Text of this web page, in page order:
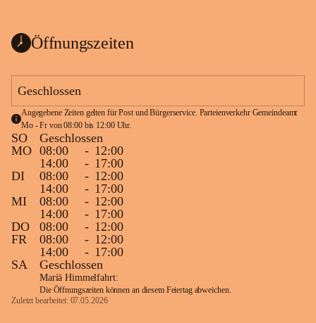
Öffnungszeiten
Geschlossen
Angegebene Zeiten gelten für Post und Bürgerservice. Parteienverkehr Gemeindeamt
Mo - Fr von 08:00 bis 12:00 Uhr.
SO
Geschlossen
MO 08:00 - 12:00
14:00
- 17:00
DI
08:00 - 12:00
14:00
- 17:00
MI
08:00 - 12:00
14:00
- 17:00
DO
08:00 - 12:00
FR
08:00 - 12:00
14:00
- 17:00
SA
Geschlossen
Mariä Himmelfahrt:
Die Öffnungszeiten können an diesem Feiertag abweichen.
Zuletzt bearbeitet: 07.05.2026